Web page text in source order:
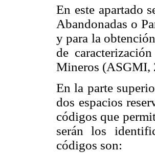
En este apartado
Abandonadas o
y para la
de
Mineros (ASGMI,
En la parte
dos espacios
códigos que
serán los
códigos son: